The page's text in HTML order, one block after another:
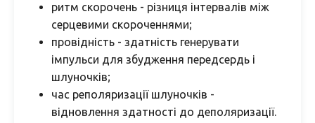
ритм скорочень - різниця інтервалів між
серцевими скороченнями;
провідність - здатність генерувати
імпульси для збудження передсердь і
шлуночків;
час реполяризації шлуночків -
відновлення здатності до деполяризації.